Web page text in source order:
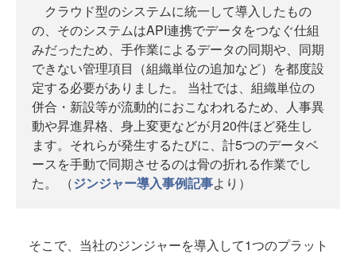
クラウド型のシステムに統一して導入したもの
の、そのシステムはAPI連携でデータをつなぐ仕組
みだったため、手作業によるデータの同期や、同期
できない管理項目（組織単位の追加など）を都度設
定する必要がありました。 当社では、組織単位の
併合・新設等が流動的におこなわれるため、人事異
動や昇進昇格、身上変更などが月20件ほど発生し
ます。それらが発生するたびに、計5つのデータベ
ースを手動で同期させるのは骨の折れる作業でし
た。 （ジンジャー導入事例記事より）
そこで、当社のジンジャーを導入して1つのプラット